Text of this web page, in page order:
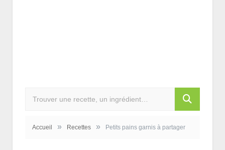
Accueil » Recettes » Petits pains garnis à partager